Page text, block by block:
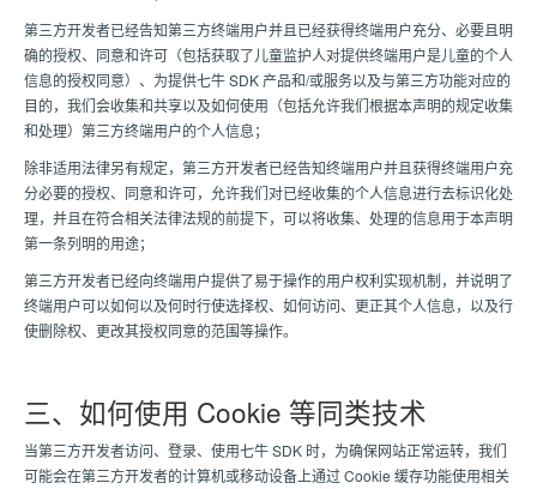
第三方开发者已经告知第三方终端用户并且已经获得终端用户充分、必要且明
确的授权、同意和许可（包括获取了儿童监护人对提供终端用户是儿童的个人
信息的授权同意）、为提供七牛 SDK 产品和/或服务以及与第三方功能对应的
目的，我们会收集和共享以及如何使用（包括允许我们根据本声明的规定收集
和处理）第三方终端用户的个人信息；
除非适用法律另有规定，第三方开发者已经告知终端用户并且获得终端用户充
分必要的授权、同意和许可，允许我们对已经收集的个人信息进行去标识化处
理，并且在符合相关法律法规的前提下，可以将收集、处理的信息用于本声明
第一条列明的用途；
第三方开发者已经向终端用户提供了易于操作的用户权利实现机制，并说明了
终端用户可以如何以及何时行使选择权、如何访问、更正其个人信息，以及行
使删除权、更改其授权同意的范围等操作。
三、如何使用 Cookie 等同类技术
当第三方开发者访问、登录、使用七牛 SDK 时，为确保网站正常运转，我们
可能会在第三方开发者的计算机或移动设备上通过 Cookie 缓存功能使用相关